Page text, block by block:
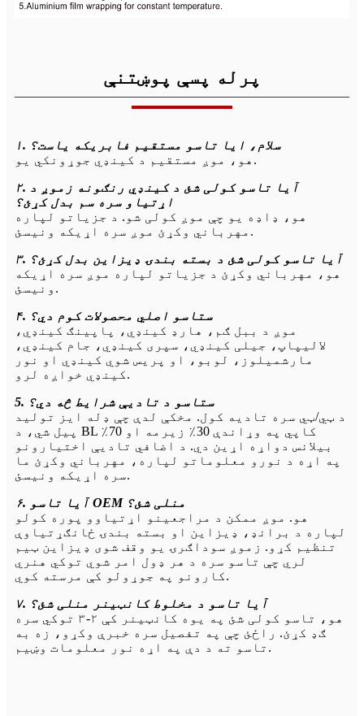
پرله پسې پوښتنې
۱. سلام، ایا تاسو مستقیم فابریکه یاست؟
هو، موږ مستقیم د کینډي جوړونکي یو.
۲. آیا تاسو کولی شئ د کینډي رنګونه زموږ د
اړتیاو سره سم بدل کړئ؟
هو، ډاډه یو چې موږ کولی شو. د جزیاتو لپاره
مهرباني وکړئ موږ سره اړیکه ونیسئ.
۳. آیا تاسو کولی شئ د بسته بندۍ ډیزاین بدل کړئ؟
هو، مهرباني وکړئ د جزیاتو لپاره موږ سره اړیکه
ونیسئ.
۴. ستاسو اصلي محصولات کوم دي؟
موږ د ببل ګم، هارډ کینډي، پاپینګ کینډي،
لالیپاپ، جیلی کینډي، سپری کینډي، جام کینډي،
مارشمیلوز، لوبو، او پریس شوي کینډي او نور
کینډي خواږه لرو.
5. ستاسو د تادیې شرایط څه دي؟
د ټي/ټي سره تادیه کول. مخکې لدې چې ډله ایز تولید
پیل شي، د BL کاپي په وړاندې 30٪ زیرمه او 70٪
بیلانس دواړه اړین دي. د اضافي تادیې اختیارونو
په اړه د نورو معلوماتو لپاره، مهرباني وکړئ ما
سره اړیکه ونیسئ.
۶. آیا تاسو OEM منلی شئ؟
هو. موږ ممکن د مراجعینو اړتیاوو پوره کولو
لپاره د برانډ، ډیزاین او بسته بندۍ ځانګړتیاوې
تنظیم کړو. زموږ سوداګرۍ یو وقف شوی ډیزاین ټیم
لري چې تاسو سره د هر ډول امر شوي توکي هنري
کارونو په جوړولو کې مرسته کوي.
۷. آیا تاسو د مخلوط کانټینر منلی شئ؟
هو، تاسو کولی شئ په یوه کانټینر کې ۲-۳ توکي سره
ګډ کړئ. راځئ چې په تفصیل سره خبرې وکړو، زه به
تاسو ته د دې په اړه نور معلومات وښیم.